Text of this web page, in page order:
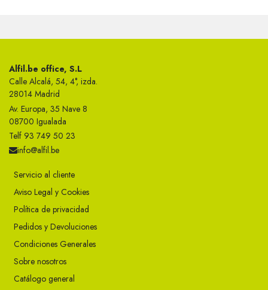
Alfil.be office, S.L
Calle Alcalá, 54, 4°, izda.
28014 Madrid
Av. Europa, 35 Nave 8
08700 Igualada
Telf 93 749 50 23
info@alfil.be
Servicio al cliente
Aviso Legal y Cookies
Política de privacidad
Pedidos y Devoluciones
Condiciones Generales
Sobre nosotros
Catálogo general